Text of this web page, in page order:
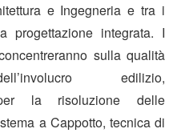
e Ingegneria e tra i
progettazione integrata. I
sulla qualità
edilizio,
per la risoluzione delle
a Cappotto, tecnica di